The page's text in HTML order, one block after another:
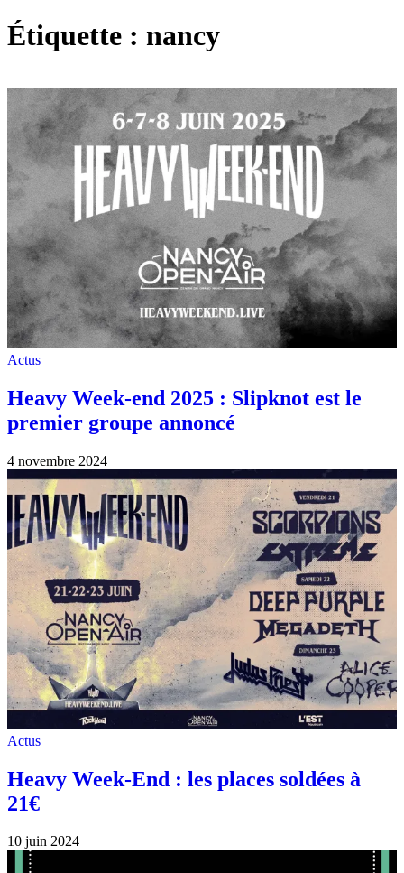
Étiquette : nancy
Actus
Heavy Week-end 2025 : Slipknot est le
premier groupe annoncé
4 novembre 2024
Actus
Heavy Week-End : les places soldées à
21€
10 juin 2024